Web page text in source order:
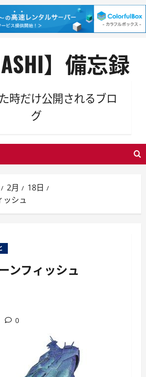
】備忘録
時だけ公開されるブロ
グ
2月
18日
ッシュ
ンフィッシュ
0